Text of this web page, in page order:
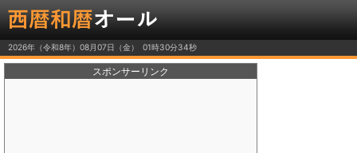
2026年（令和8年）08月07日（金）
スポンサーリンク